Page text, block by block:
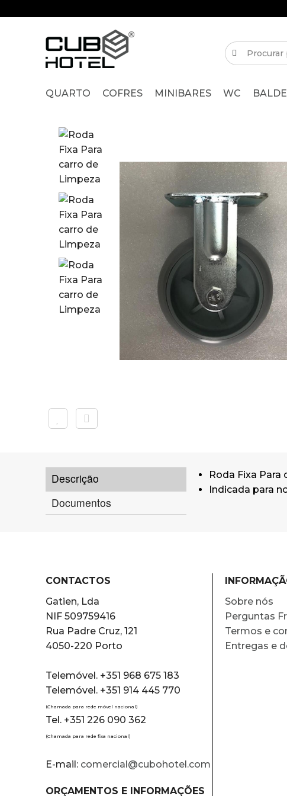
QUARTO COFRES MINIBARES WC
Descrição
Documentos
Roda Fixa Para
Indicada para
CONTACTOS
Gatien, Lda
NIF 509759416
Rua Padre Cruz, 121
4050-220 Porto
Telemóvel. +351 968 675 183
Telemóvel. +351 914 445 770
(Chamada para rede móvel nacional)
Tel. +351 226 090 362
(Chamada para rede fixa nacional)
E-mail: comercial@cubohotel.com
ORÇAMENTOS E INFORMAÇÕES
Sobre nós
Perguntas
Termos e
Entregas e